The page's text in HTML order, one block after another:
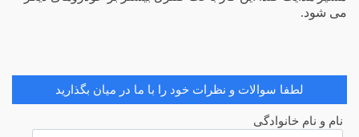
می شود.
لطفا سوالات و نظرات خود را با ما در میان بگذارید
نام و نام خانوادگی